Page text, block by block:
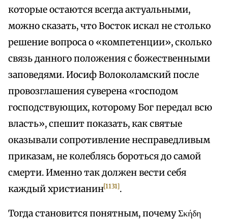
которые остаются всегда актуальными,
можно сказать, что Восток искал не столько
решение вопроса о «компетенции», сколько
связь данного положения с божественными
заповедями. Иосиф Волоколамский после
провозглашения суверена «господом
господствующих, которому Бог передал всю
власть», спешит показать, как святые
оказывали сопротивление несправедливым
приказам, не колеблясь бороться до самой
смерти. Именно так должен вести себя
каждый христианин[1131].
Тогда становится понятным, почему Σκήδη